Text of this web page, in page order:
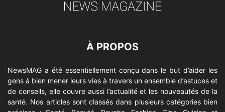
À PROPOS
NewsMAG a été essentiellement conçu dans le but d’aider les
gens à bien mener leurs vies à travers un ensemble d’astuces et
de conseils, elle couvre aussi l’actualité et les nouveautés de la
santé. Nos articles sont classés dans plusieurs catégories bien